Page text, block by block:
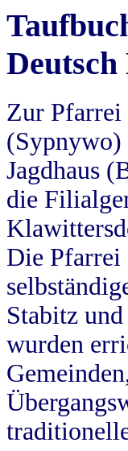
Zur Pfarrei
(Sypnywo)
Jagdhaus
die
Die Pfarrei
Stabitz
wurden